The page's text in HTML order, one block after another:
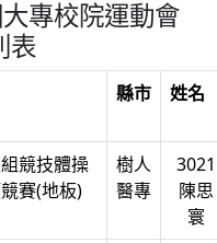
專校院運動會
表
縣市 姓名
競技體操
賽(地板)
樹人
醫專
3021
陳思
寰